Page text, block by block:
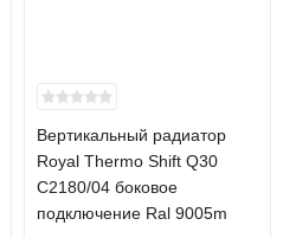
Вертикальный радиатор
Royal Thermo Shift Q30
C2180/04 боковое
подключение Ral 9005m